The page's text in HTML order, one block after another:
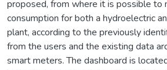
proposed, from where it is possible to
consumption for both a hydroelectric
plant, according to the previously
from the users and the existing data
smart meters. The dashboard is